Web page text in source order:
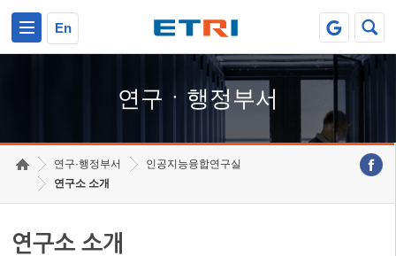
En
연구ㆍ행정부서
연구·행정부서
인공지능융합연구실
연구소 소개
연구소 소개